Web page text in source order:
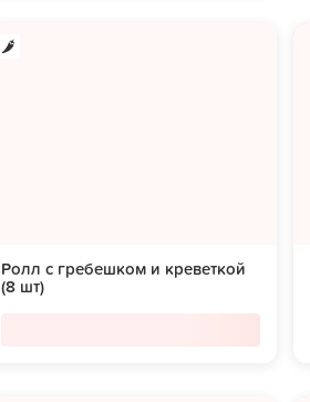
Ролл с гребешком и креветкой
(8 шт)